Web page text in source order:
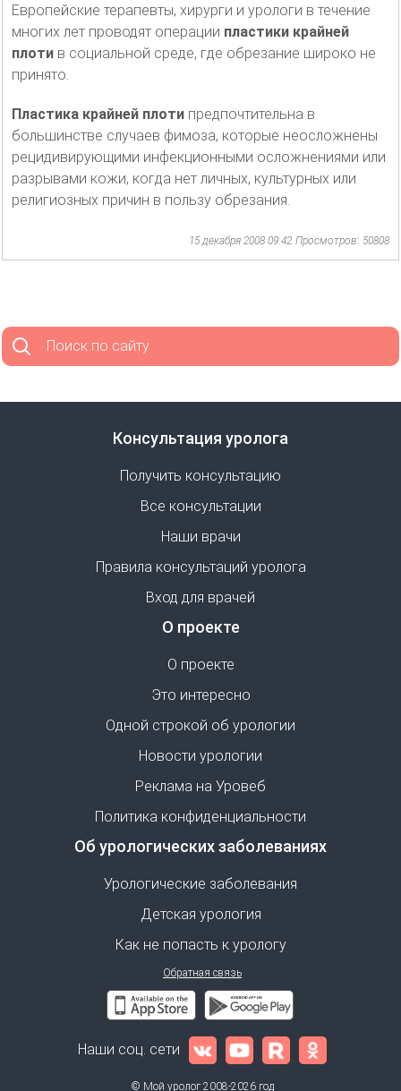
Европейские терапевты, хирурги и урологи в течение
многих лет проводят операции пластики крайней
плоти в социальной среде, где обрезание широко не
принято.
Пластика крайней плоти предпочтительна в
большинстве случаев фимоза, которые неосложнены
рецидивирующими инфекционными осложнениями или
разрывами кожи, когда нет личных, культурных или
религиозных причин в пользу обрезания.
15 декабря 2008 09:42 Просмотров: 50808
Поиск по сайту
Консультация уролога
Получить консультацию
Все консультации
Наши врачи
Правила консультаций уролога
Вход для врачей
О проекте
О проекте
Это интересно
Одной строкой об урологии
Новости урологии
Реклама на Уровеб
Политика конфиденциальности
Об урологических заболеваниях
Урологические заболевания
Детская урология
Как не попасть к урологу
Обратная связь
Наши соц. сети
© Мой уролог 2008-2026 год